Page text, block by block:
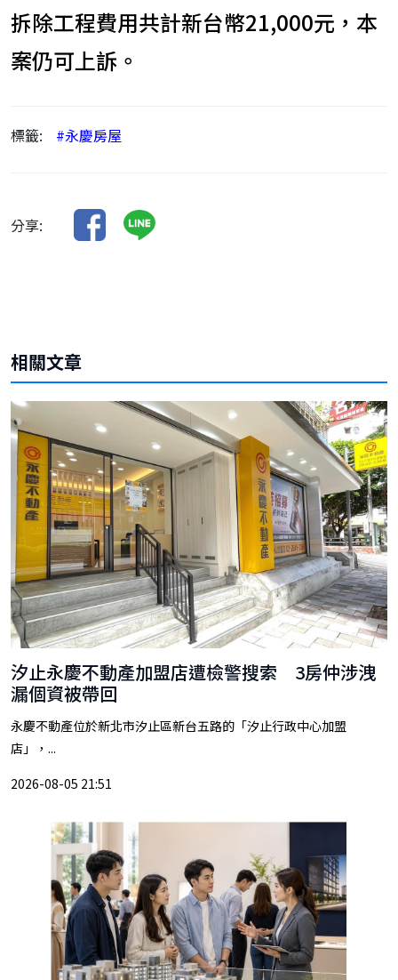
拆除工程費用共計新台幣21,000元，本
案仍可上訴。
標籤: #永慶房屋
分享:
相關文章
汐止永慶不動產加盟店遭檢警搜索 3房仲涉洩
漏個資被帶回
永慶不動產位於新北市汐止區新台五路的「汐止行政中心加盟
店」，...
2026-08-05 21:51